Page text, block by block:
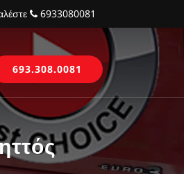
6933080081
693.308.0081